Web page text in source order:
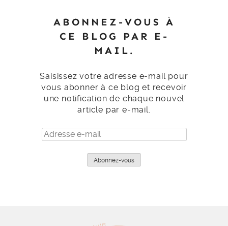
ABONNEZ-VOUS À
CE BLOG PAR E-
MAIL.
Saisissez votre adresse e-mail pour
vous abonner à ce blog et recevoir
une notification de chaque nouvel
article par e-mail.
Adresse
e-
Abonnez-vous